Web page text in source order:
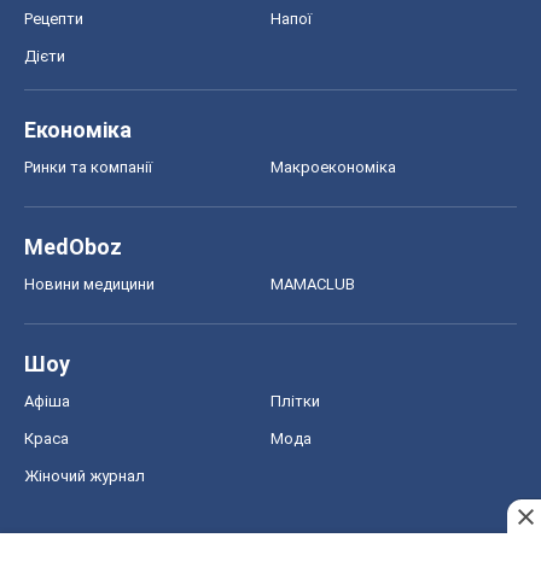
Рецепти Напої
Дієти
Економіка
Ринки та компанії Макроекономіка
MedOboz
Новини медицини MAMACLUB
Шоу
Афіша Плітки
Краса Мода
Жіночий журнал